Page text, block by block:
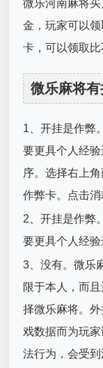
微乐河南麻将
金，玩家可以
卡，可以领取比
微乐麻将
1、开挂是作弊
要更具个人经
序。选择右上
作弊卡。点击消
2、开挂是作弊
要更具个人经验
3、没有。微乐
限于本人，而
择微乐麻将。
戏数据而为玩
法行为，会受到